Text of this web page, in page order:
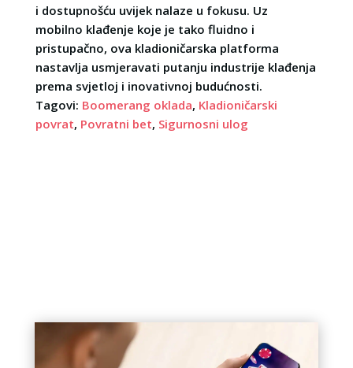
i dostupnošću uvijek nalaze u fokusu. Uz
mobilno klađenje koje je tako fluidno i
pristupačno, ova kladioničarska platforma
nastavlja usmjeravati putanju industrije klađenja
prema svjetloj i inovativnoj budućnosti.
Tagovi: Boomerang oklada, Kladioničarski
povrat, Povratni bet, Sigurnosni ulog